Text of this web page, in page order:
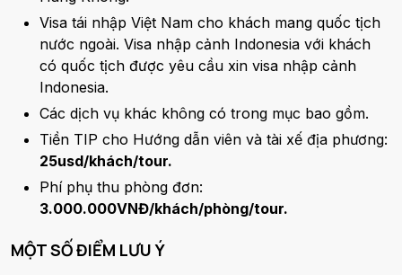
Visa tái nhập Việt Nam cho khách mang quốc tịch
nước ngoài. Visa nhập cảnh Indonesia với khách
có quốc tịch được yêu cầu xin visa nhập cảnh
Indonesia.
Các dịch vụ khác không có trong mục bao gồm.
Tiền TIP cho Hướng dẫn viên và tài xế địa phương:
25usd/khách/tour.
Phí phụ thu phòng đơn:
3.000.000VNĐ/khách/phòng/tour.
MỘT SỐ ĐIỂM LƯU Ý